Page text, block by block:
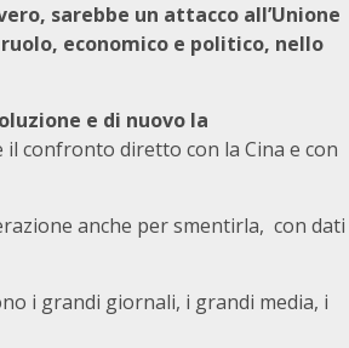
sarebbe un attacco all’Unione
economico e politico, nello
e di nuovo la
confronto diretto con la Cina e con
anche per smentirla, con dati
i grandi giornali, i grandi media, i